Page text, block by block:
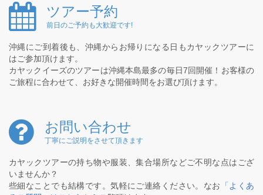
ツアー予約
前日のご予約も大歓迎です!
沖縄にご到着後も、沖縄からお帰りになる日もカヤックツアーに
はご参加頂けます。
カヤックイーズのツアーは沖縄本島最多の毎日7回開催！お客様の
ご旅程に合わせて、お好きな開催時間をお選び頂けます。
お問い合わせ
丁寧にご説明をさせて頂きます
カヤックツアーの持ち物や服装、集合場所などご不明な点はござ
いませんか？
些細なことでも結構です。気軽にご連絡ください。なお
「よくあ